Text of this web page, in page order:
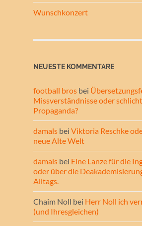
Wunschkonzert
NEUESTE KOMMENTARE
football bros bei
Missverständnisse oder schlicht
Propaganda?
damals bei Viktoria Reschke
neue Alte Welt
damals bei Eine Lanze für die
oder über die
Alltags.
Chaim Noll bei Herr Noll ich
(und Ihresgleichen)